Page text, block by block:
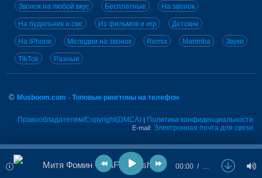
Звонок на любой вкус Бесплатные На звонок
На будильник и смс Из фильмов и игр Детские
На iPhone Мелодии на звонок Remix Marimba Звуки
TikTok Разные
© Musboom.com - Топовые рингтоны на телефон
Правообладателям/Copyright(DMCA) | Политика конфиденциальности
E-mail: Электронная почта для связи
Митя Фомин - MAFIA (Sasha First Remix) 00:00 …